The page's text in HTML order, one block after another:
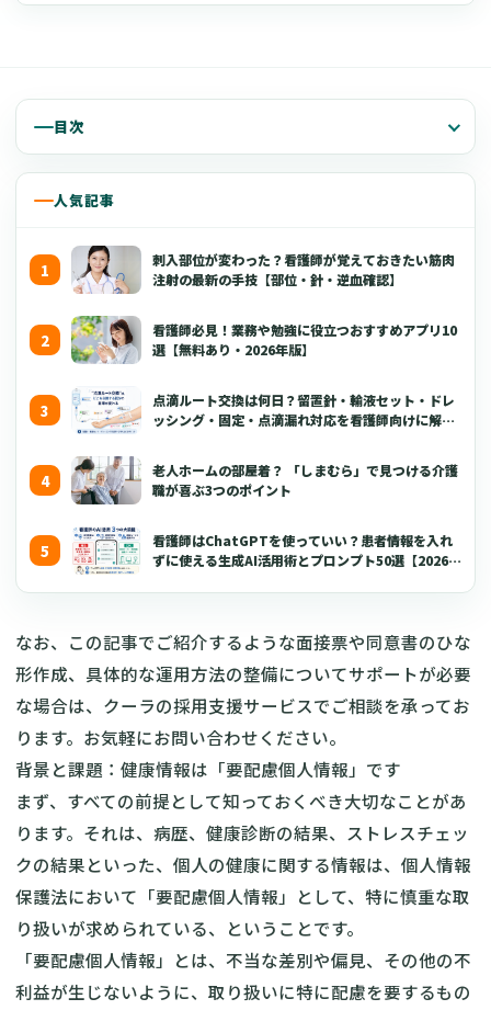
目次
人気記事
刺入部位が変わった？看護師が覚えておきたい筋肉
注射の最新の手技【部位・針・逆血確認】
看護師必見！業務や勉強に役立つおすすめアプリ10
選【無料あり・2026年版】
点滴ルート交換は何日？留置針・輸液セット・ドレ
ッシング・固定・点滴漏れ対応を看護師向けに解説
老人ホームの部屋着？ 「しまむら」で見つける介護
職が喜ぶ3つのポイント
看護師はChatGPTを使っていい？患者情報を入れ
ずに使える生成AI活用術とプロンプト50選【2026年
なお、この記事でご紹介するような面接票や同意書のひな
形作成、具体的な運用方法の整備についてサポートが必要
な場合は、クーラの採用支援サービスでご相談を承ってお
ります。お気軽にお問い合わせください。
背景と課題：健康情報は「要配慮個人情報」です
まず、すべての前提として知っておくべき大切なことがあ
ります。それは、病歴、健康診断の結果、ストレスチェッ
クの結果といった、個人の健康に関する情報は、個人情報
保護法において「要配慮個人情報」として、特に慎重な取
り扱いが求められている、ということです。
「要配慮個人情報」とは、不当な差別や偏見、その他の不
利益が生じないように、取り扱いに特に配慮を要するもの